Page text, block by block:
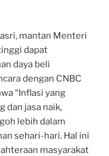
mantan Menteri
dapat
daya beli
dengan CNBC
“Inflasi yang
dan jasa naik,
lebih dalam
sehari-hari. Hal ini
masyarakat